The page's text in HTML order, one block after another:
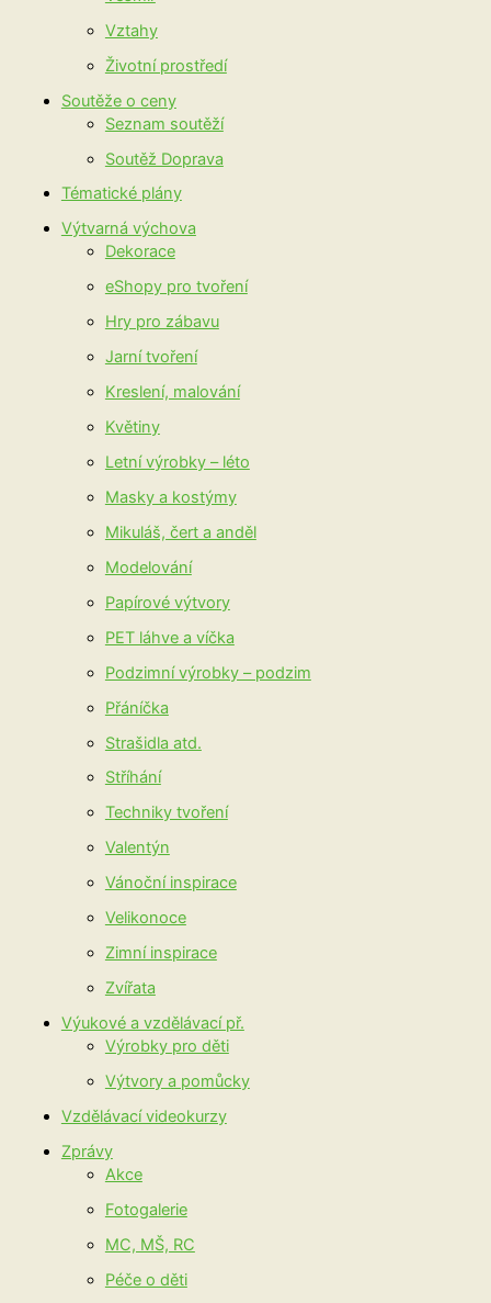
Vztahy
Životní prostředí
Soutěže o ceny
Seznam soutěží
Soutěž Doprava
Tématické plány
Výtvarná výchova
Dekorace
eShopy pro tvoření
Hry pro zábavu
Jarní tvoření
Kreslení, malování
Květiny
Letní výrobky – léto
Masky a kostýmy
Mikuláš, čert a anděl
Modelování
Papírové výtvory
PET láhve a víčka
Podzimní výrobky – podzim
Přáníčka
Strašidla atd.
Stříhání
Techniky tvoření
Valentýn
Vánoční inspirace
Velikonoce
Zimní inspirace
Zvířata
Výukové a vzdělávací př.
Výrobky pro děti
Výtvory a pomůcky
Vzdělávací videokurzy
Zprávy
Akce
Fotogalerie
MC, MŠ, RC
Péče o děti